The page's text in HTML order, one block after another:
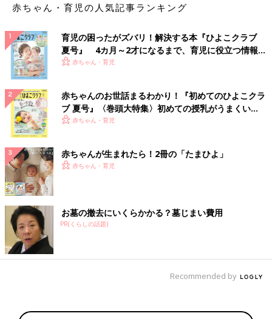
赤ちゃん・育児の人気記事ランキング
育児の困ったがズバリ！解決する本『ひよこクラブ
夏号』 4カ月～2才になるまで、育児に役立つ情報が
いっぱい！
赤ちゃん・育児
赤ちゃんのお世話まるわかり！『初めてのひよこクラ
ブ 夏号』〈巻頭大特集〉初めての授乳がうまくい
く！ おっぱい・ミルクの基本と夏のトラブル 解決テ
赤ちゃん・育児
赤ちゃんが生まれたら！2冊の「たまひよ」
赤ちゃん・育児
お墓の撤去にいくらかかる？墓じまい費用
PR(くらしの話題)
Recommended by